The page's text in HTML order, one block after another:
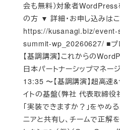
会も無料）対象者WordPress
の方 ▼ 詳細・お申し込みは
https://kusanagi.biz/
summit-wp_20260627/ ■プ
【基調講演】これからの
日本パートナーシップマネー
13:35 〜【基調講演】超高速
イトの基盤（弊社 代表取締
「実装できますか？」をやめ
ニアと共有し、チームで正解